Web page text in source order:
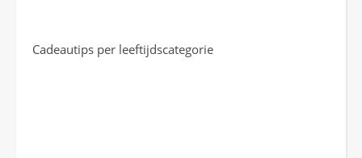
Cadeautips per leeftijdscategorie